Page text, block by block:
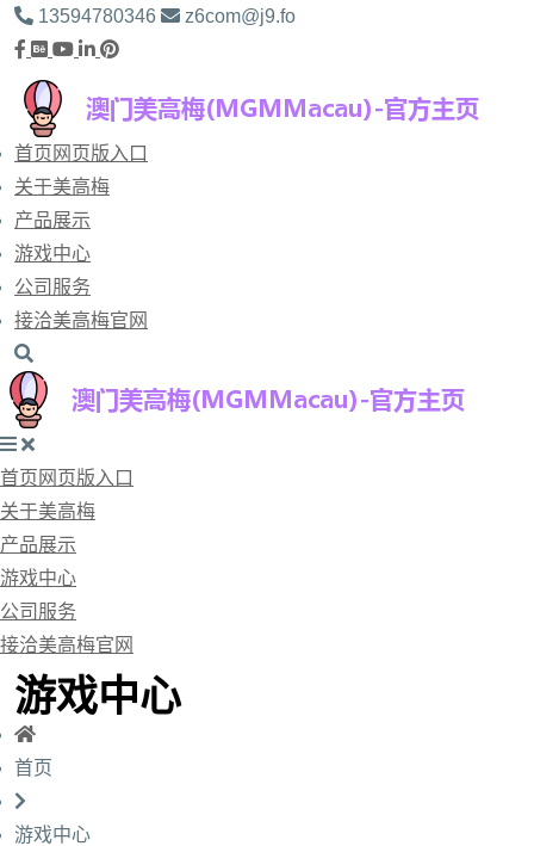
13594780346 z6com@j9.fo
首页网页版入口
关于美高梅
产品展示
游戏中心
公司服务
接洽美高梅官网
首页网页版入口
关于美高梅
产品展示
游戏中心
公司服务
接洽美高梅官网
游戏中心
首页
游戏中心